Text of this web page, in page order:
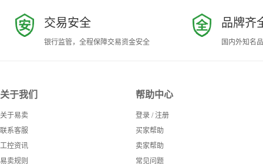
交易安全
银行监管，全程保障交易资金安全
品牌齐
国内外知名
关于我们
关于易卖
联系客服
工控资讯
易卖规则
帮助中心
登录 / 注册
买家帮助
卖家帮助
常见问题